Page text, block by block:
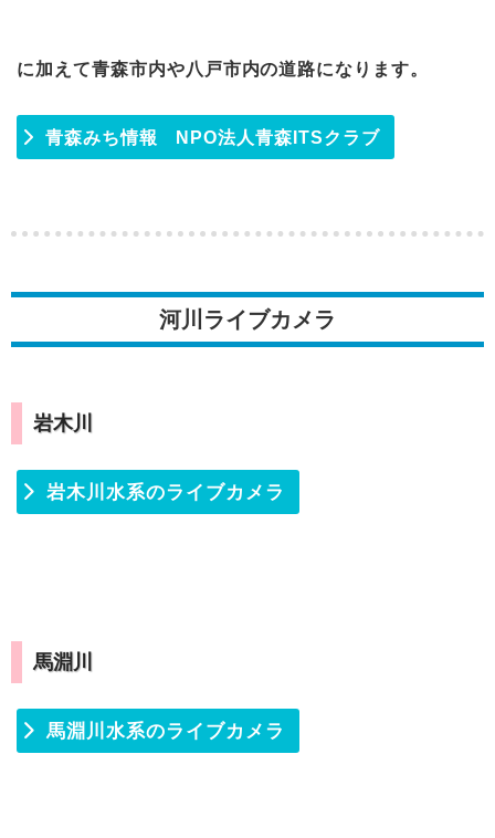
に加えて青森市内や八戸市内の道路になります。
青森みち情報 NPO法人青森ITSクラブ
河川ライブカメラ
岩木川
岩木川水系のライブカメラ
馬淵川
馬淵川水系のライブカメラ